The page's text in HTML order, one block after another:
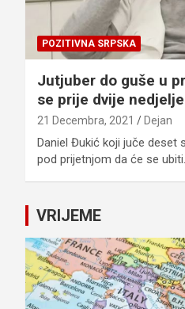
POZITIVNA SRPSKA
Jutjuber do guše u
se prije dvije
21 Decembra, 2021 Dejan
Daniel Đukić koji juče deset
pod prijetnjom da će se ubiti…
VRIJEME